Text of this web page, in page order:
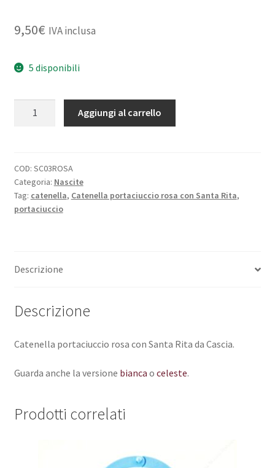
9,50€ IVA inclusa
5 disponibili
Santa
Rita
quantità
Aggiungi al carrello
COD: SC03ROSA
Categoria: Nascite
Tag: catenella, Catenella portaciuccio rosa con Santa Rita,
portaciuccio
Descrizione
Descrizione
Catenella portaciuccio rosa con Santa Rita da Cascia.
Guarda anche la versione bianca o celeste.
Prodotti correlati